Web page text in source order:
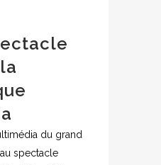
du grand
spectacle